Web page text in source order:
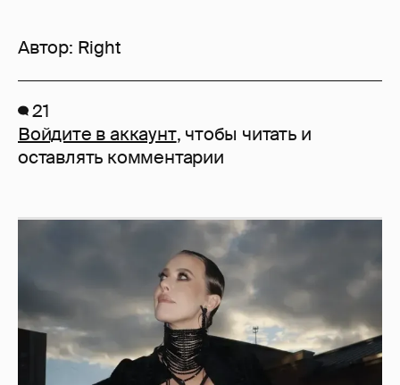
Автор: Right
21
Войдите в аккаунт, чтобы читать и
оставлять комментарии